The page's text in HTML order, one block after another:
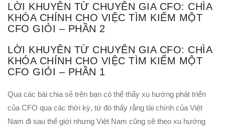
LỜI KHUYÊN TỪ CHUYÊN GIA CFO: CHÌA
KHÓA CHÍNH CHO VIỆC TÌM KIẾM MỘT
CFO GIỎI – PHẦN 2
LỜI KHUYÊN TỪ CHUYÊN GIA CFO: CHÌA
KHÓA CHÍNH CHO VIỆC TÌM KIẾM MỘT
CFO GIỎI – PHẦN 1
Qua các bài chia sẻ trên bạn có thể thấy xu hướng phát triển
của CFO qua các thời kỳ, từ đó thấy rằng tài chính của Việt
Nam đi sau thế giới nhưng Việt Nam cũng sẽ theo xu hướng